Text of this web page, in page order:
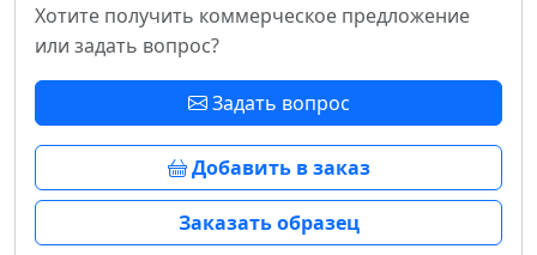
Хотите получить коммерческое предложение
или задать вопрос?
Задать вопрос
Добавить в заказ
Заказать образец